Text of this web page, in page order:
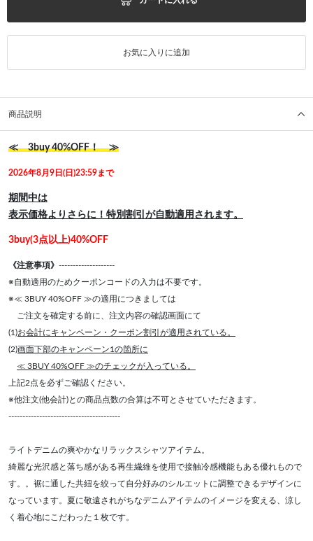
お気に入りに追加
商品説明
≪ 3buy 40%OFF！ ≫
2026年8月9日(日)23:59まで
期間中は
表示価格よりさらに！特別割引が自動適用されます。
3buy(3点以上)40%OFF
《注意事項》 --------------------
※自動適用のためクーポンコードの入力は不要です。
※≪ 3BUY 40%OFF ≫の適用につきましては
ご注文を確定する前に、注文内容の確認画面にて
(1)お会計にキャンペーン・クーポン割引が適用されている。
(2)画面下部のキャンペーン1の箇所に
≪ 3BUY 40%OFF ≫のチェックが入っている。
上記2点を必ずご確認ください。
※他注文(他会計)との商品点数の合算は不可とさせていただきます。
----------------------------------------
ライトデニムの爽やかなリラックスシャツアイテム。
綺麗な光沢感と落ち感がある再生繊維を使用で接触冷感機能もある優れもので
す。。裾に通した共紐を絞って自分好みのシルエットに調整できるデザインに
なっています。夏に敬遠されがちなデニムアイテムのイメージを変える、涼し
く着心地にこだわった１枚です。